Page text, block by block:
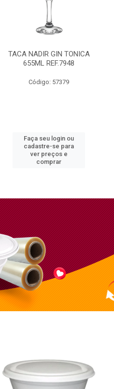
TACA NADIR GIN TONICA
655ML REF.7948
Código: 57379
Faça seu login ou
cadastre-se para
ver preços e
comprar